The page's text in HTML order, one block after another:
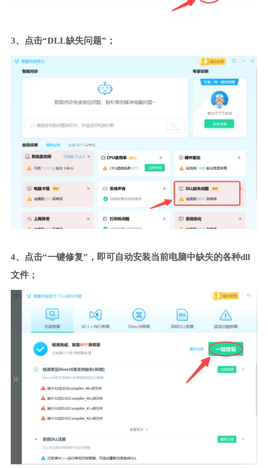
3、点击“DLL缺失问题”；
4、点击“一键修复”，即可自动安装当前电脑中缺失的各种dll
文件；